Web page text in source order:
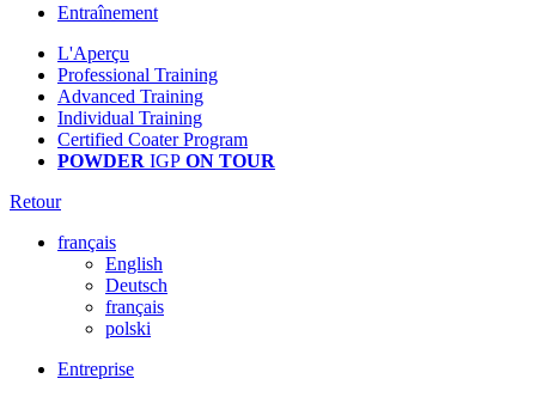
Entraînement
L'Aperçu
Professional Training
Advanced Training
Individual Training
Certified Coater Program
POWDER IGP ON TOUR
Retour
français
English
Deutsch
français
polski
Entreprise